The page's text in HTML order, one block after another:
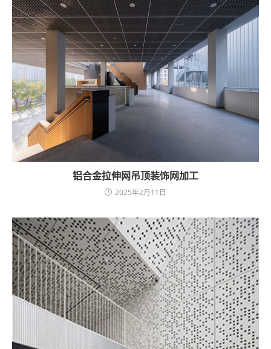
铝合金拉伸网吊顶装饰网加工
2025年2月11日